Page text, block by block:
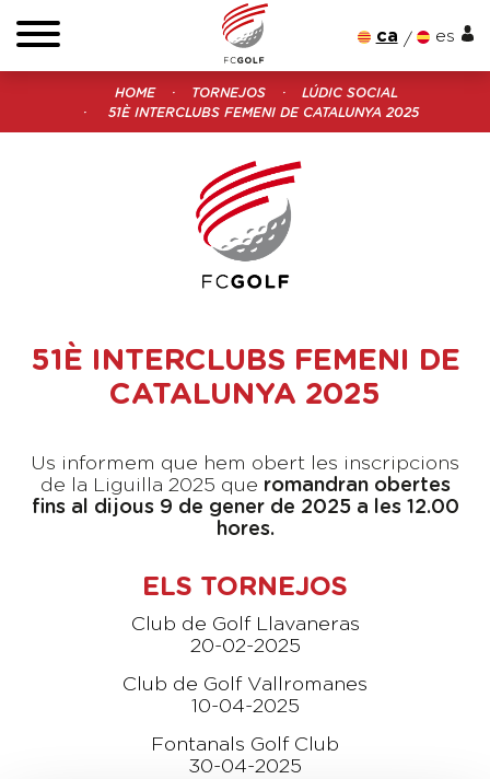
ca es
HOME TORNEJOS
LÚDIC SOCIAL
51È INTERCLUBS FEMENI DE CATALUNYA 2025
51È INTERCLUBS FEMENI DE
CATALUNYA 2025
Us informem que hem obert les inscripcions
de la Liguilla 2025 que romandran obertes
fins al dijous 9 de gener de 2025 a les 12.00
hores.
ELS TORNEJOS
Club de Golf Llavaneras
20-02-2025
Club de Golf Vallromanes
10-04-2025
Fontanals Golf Club
30-04-2025